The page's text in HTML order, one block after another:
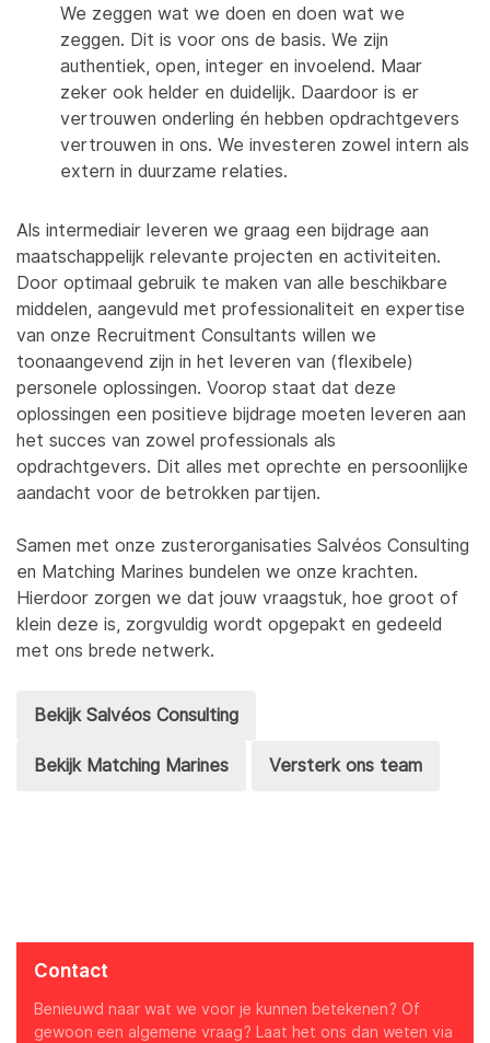
We zeggen wat we doen en doen wat we
zeggen. Dit is voor ons de basis. We zijn
authentiek, open, integer en invoelend. Maar
zeker ook helder en duidelijk. Daardoor is er
vertrouwen onderling én hebben opdrachtgevers
vertrouwen in ons. We investeren zowel intern als
extern in duurzame relaties.
Als intermediair leveren we graag een bijdrage aan
maatschappelijk relevante projecten en activiteiten.
Door optimaal gebruik te maken van alle beschikbare
middelen, aangevuld met professionaliteit en expertise
van onze Recruitment Consultants willen we
toonaangevend zijn in het leveren van (flexibele)
personele oplossingen. Voorop staat dat deze
oplossingen een positieve bijdrage moeten leveren aan
het succes van zowel professionals als
opdrachtgevers. Dit alles met oprechte en persoonlijke
aandacht voor de betrokken partijen.
Samen met onze zusterorganisaties Salvéos Consulting
en Matching Marines bundelen we onze krachten.
Hierdoor zorgen we dat jouw vraagstuk, hoe groot of
klein deze is, zorgvuldig wordt opgepakt en gedeeld
met ons brede netwerk.
Bekijk Salvéos Consulting
Bekijk Matching Marines Versterk ons team
Contact
Benieuwd naar wat we voor je kunnen betekenen? Of
gewoon een algemene vraag? Laat het ons dan weten via